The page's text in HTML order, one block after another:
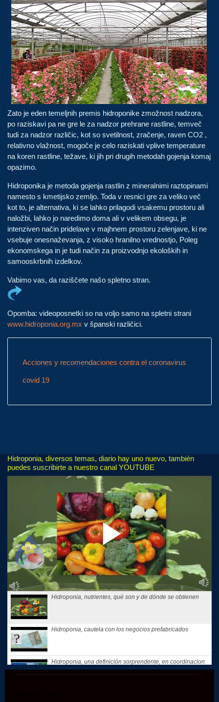
Zato je eden temeljnih premis hidroponike zmožnost nadzora,
po raziskavi pa ne gre le za nadzor prehrane rastline, temveč
tudi za nadzor različic, kot so svetilnost, zračenje, raven CO2 ,
relativno vlažnost, mogoče je celo raziskati vplive temperature
na koren rastline, težave, ki jih pri drugih metodah gojenja komaj
opazimo.
Hidroponika je metoda gojenja rastlin z mineralnimi raztopinami
namesto s kmetijsko zemljo. Toda v resnici gre za veliko več
kot to, je alternativa, ki se lahko prilagodi vsakemu prostoru ali
naložbi, lahko jo naredimo doma ali v velikem obsegu, je
intenziven način pridelave v majhnem prostoru zelenjave, ki ne
vsebuje onesnaževanja, z visoko hranilno vrednostjo, Poleg
ekonomskega in je tudi način za proizvodnjo ekoloških in
samooskrbnih izdelkov.
Vabimo vas, da raziščete našo spletno stran.
Opomba: videoposnetki so na voljo samo na spletni strani
www.hidroponia.org.mx v španski različici.
Acciones y recomendaciones contra el coronavirus
covid 19
Hidroponia, diversos temas, diario hay uno nuevo, también
puedes suscribirte a nuestro canal YOUTUBE
Hidroponia, nutrientes, qué son y de dónde se obtienen
Hidroponia, cautela con los negocios prefabricados
Hidroponia, una definición sorprendente, en coordinacion
con la...